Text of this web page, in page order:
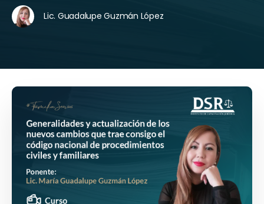
Lic. Guadalupe Guzmán López